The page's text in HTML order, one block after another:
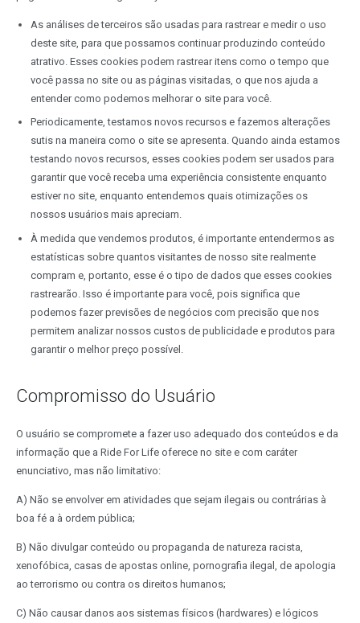
As análises de terceiros são usadas para rastrear e medir o uso
deste site, para que possamos continuar produzindo conteúdo
atrativo. Esses cookies podem rastrear itens como o tempo que
você passa no site ou as páginas visitadas, o que nos ajuda a
entender como podemos melhorar o site para você.
Periodicamente, testamos novos recursos e fazemos alterações
sutis na maneira como o site se apresenta. Quando ainda estamos
testando novos recursos, esses cookies podem ser usados para
garantir que você receba uma experiência consistente enquanto
estiver no site, enquanto entendemos quais otimizações os
nossos usuários mais apreciam.
À medida que vendemos produtos, é importante entendermos as
estatísticas sobre quantos visitantes de nosso site realmente
compram e, portanto, esse é o tipo de dados que esses cookies
rastrearão. Isso é importante para você, pois significa que
podemos fazer previsões de negócios com precisão que nos
permitem analizar nossos custos de publicidade e produtos para
garantir o melhor preço possível.
Compromisso do Usuário
O usuário se compromete a fazer uso adequado dos conteúdos e da
informação que a Ride For Life oferece no site e com caráter
enunciativo, mas não limitativo:
A) Não se envolver em atividades que sejam ilegais ou contrárias à
boa fé a à ordem pública;
B) Não divulgar conteúdo ou propaganda de natureza racista,
xenofóbica, casas de apostas online, pornografia ilegal, de apologia
ao terrorismo ou contra os direitos humanos;
C) Não causar danos aos sistemas físicos (hardwares) e lógicos